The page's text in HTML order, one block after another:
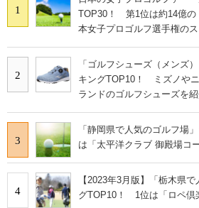
1
TOP30！ 第1位は約14億の
本女子プロゴルフ選手権のス
2
「ゴルフシューズ（メンズ
キングTOP10！ ミズノや
ランドのゴルフシューズを紹
3
「静岡県で人気のゴルフ場
は「太平洋クラブ 御殿場コ
4
【2023年3月版】「栃木県
グTOP10！ 1位は「ロペ倶